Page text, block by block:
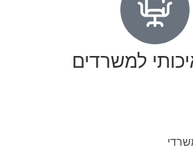
למשרדים